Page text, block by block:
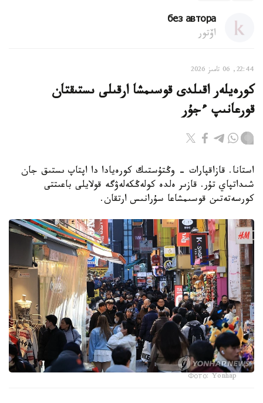
без автора
اۆتور
22:44, 06 تامىز 2026
كورەيلەر اقىلدى قوسىمشا ارقىلى ىستىقتان
قورعانىپ ءجۇر
استانا. قازاقپارات - وڭتۇستىك كورەيادا دا اپتاپ ىستىق جان
شىداتپاي تۇر. قازىر ەلدە كولەڭكەلەۋگە قولايلى باعىتتى
كورسەتەتىن قوسىمشاعا سۇرانىس ارتقان.
Фото: Yonhap